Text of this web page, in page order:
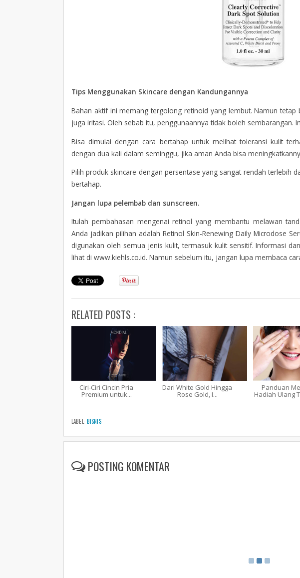
Tips Menggunakan Skincare dengan Kandungannya
Bahan aktif ini memang tergolong retinoid yang lembut. Namun
juga iritasi. Oleh sebab itu, penggunaannya tidak boleh sembarangan.
Bisa dimulai dengan cara bertahap untuk melihat toleransi kulit
dengan dua kali dalam seminggu, jika aman Anda bisa
Pilih produk skincare dengan persentase yang sangat rendah terlebih
bertahap.
Jangan lupa pelembab dan sunscreen.
Itulah pembahasan mengenai retinol yang membantu melawan
Anda jadikan pilihan adalah Retinol Skin-Renewing Daily Microdose
digunakan oleh semua jenis kulit, termasuk kulit sensitif. Informasi
lihat di www.kiehls.co.id. Namun sebelum itu, jangan lupa membaca
RELATED POSTS :
Ciri-Ciri Cincin Pria
Premium untuk...
Dari White Gold Hingga
Rose Gold, I...
Panduan
Hadiah Ulang
LABEL: BISNIS
POSTING KOMENTAR